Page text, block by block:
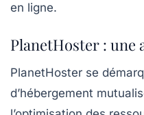
en ligne.
PlanetHoster : une
PlanetHoster se
d’hébergement